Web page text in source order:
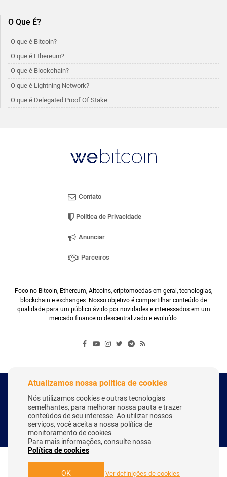
O Que É?
O que é Bitcoin?
O que é Ethereum?
O que é Blockchain?
O que é Lightning Network?
O que é Delegated Proof Of Stake
Contato
Política de Privacidade
Anunciar
Parceiros
Foco no Bitcoin, Ethereum, Altcoins, criptomoedas em geral, tecnologias,
blockchain e exchanges. Nosso objetivo é compartilhar conteúdo de
qualidade para um público ávido por novidades e interessados em um
mercado financeiro descentralizado e evoluído.
Copyright Webitcoin 2018 - Todos os Direitos Reservados
Desenvolvido por: Herick Correa
Atualizamos nossa política de cookies
Nós utilizamos cookies e outras tecnologias
semelhantes, para melhorar nossa pauta e trazer
conteúdos de seu interesse. Ao utilizar nossos
serviços, você aceita a nossa política de
monitoramento de cookies.
Para mais informações, consulte nossa
Política de cookies
OK Ver definições de cookies